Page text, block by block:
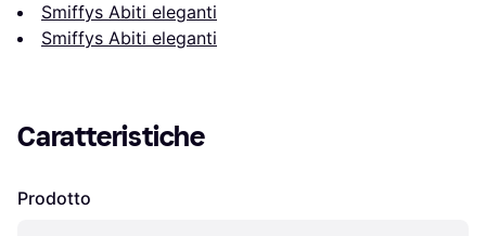
Smiffys Abiti eleganti
Smiffys Abiti eleganti
Caratteristiche
Prodotto